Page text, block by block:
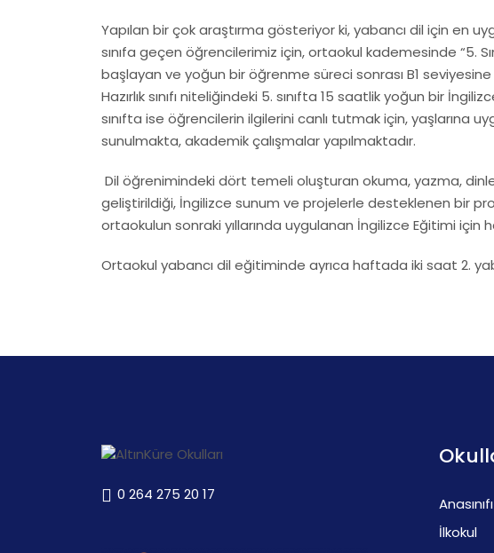
Yapılan bir çok araştırma gösteriyor ki, yabancı dil için en
sınıfa geçen öğrencilerimiz için, ortaokul kademesinde “5.
başlayan ve yoğun bir öğrenme süreci sonrası B1
Hazırlık sınıfı niteliğindeki 5. sınıfta 15 saatlik yoğun bir
sınıfta ise öğrencilerin ilgilerini canlı tutmak için, yaşlarına
sunulmakta, akademik çalışmalar yapılmaktadır.
Dil öğrenimindeki dört temeli oluşturan okuma, yazma,
geliştirildiği, İngilizce sunum ve projelerle desteklenen bir
ortaokulun sonraki yıllarında uygulanan İngilizce Eğitimi için
Ortaokul yabancı dil eğitiminde ayrıca haftada iki saat 2.
0 264 275 20 17
Anasınıfı
İlkokul